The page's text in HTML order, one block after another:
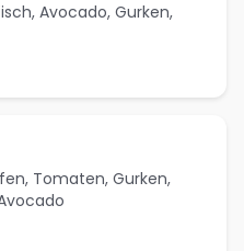
Avocado, Gurken,
Tomaten, Gurken,